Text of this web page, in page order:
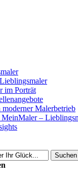
im Porträt
moderner Malerbetrieb
MeinMaler –
Suchen